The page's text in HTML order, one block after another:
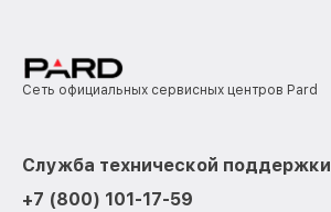
Сеть официальных сервисных центров Pard
Служба технической поддержки
+7 (800) 101-17-59